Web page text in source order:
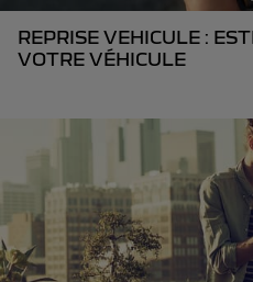
REPRISE VEHICULE :
VOTRE VÉHICULE